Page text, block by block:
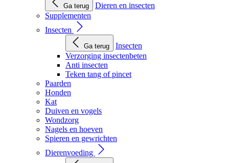
Ga terug
Dieren en insecten
Supplementen
Insecten
Ga terug
Insecten
Verzorging insectenbeten
Anti insecten
Teken tang of pincet
Paarden
Honden
Kat
Duiven en vogels
Wondzorg
Nagels en hoeven
Spieren en gewrichten
Dierenvoeding